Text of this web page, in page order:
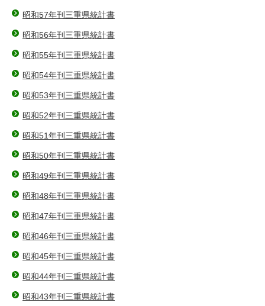
昭和57年刊三重県統計書
昭和56年刊三重県統計書
昭和55年刊三重県統計書
昭和54年刊三重県統計書
昭和53年刊三重県統計書
昭和52年刊三重県統計書
昭和51年刊三重県統計書
昭和50年刊三重県統計書
昭和49年刊三重県統計書
昭和48年刊三重県統計書
昭和47年刊三重県統計書
昭和46年刊三重県統計書
昭和45年刊三重県統計書
昭和44年刊三重県統計書
昭和43年刊三重県統計書